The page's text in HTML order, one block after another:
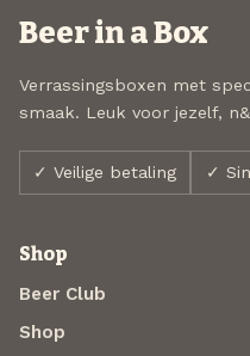
Beer in a Box
Verrassingsboxen met
smaak. Leuk voor jezelf,
✓ Veilige betaling ✓
Shop
Beer Club
Shop